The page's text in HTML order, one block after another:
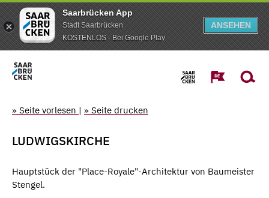
Saarbrücken App
Stadt Saarbrücken
KOSTENLOS - Bei Google Play
ANSEHEN
» Seite vorlesen | » Seite drucken
LUDWIGSKIRCHE
Hauptstück der "Place-Royale"-Architektur von Baumeister
Stengel.